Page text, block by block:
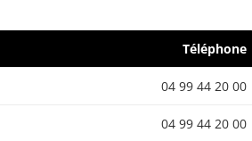
Téléphone
04 99 44 20 00
04 99 44 20 00